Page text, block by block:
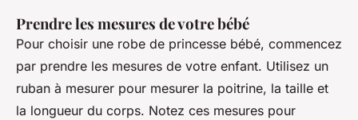
Prendre les mesures de votre bébé
Pour choisir une robe de princesse bébé, commencez
par prendre les mesures de votre enfant. Utilisez un
ruban à mesurer pour mesurer la poitrine, la taille et
la longueur du corps. Notez ces mesures pour